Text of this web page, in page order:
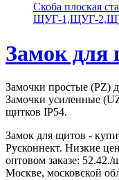
Скоба плоская
ЩУГ-1,ЩУГ-
Замок для
Замочки простые (PZ)
Замочки усиленные
щитков IP54.
Замок для щитов -
Русконнект. Низкие
оптовом заказе: 52.42./
Москве, московской